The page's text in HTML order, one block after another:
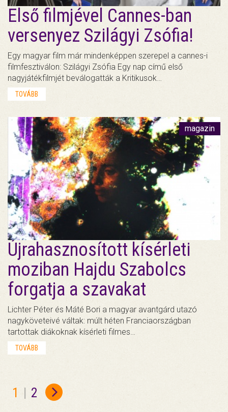
Első filmjével Cannes-ban
versenyez Szilágyi Zsófia!
Egy magyar film már mindenképpen szerepel a cannes-i
filmfesztiválon: Szilágyi Zsófia Egy nap című első
nagyjátékfilmjét beválogatták a Kritikusok…
TOVÁBB
magazin
Újrahasznosított kísérleti
moziban Hajdu Szabolcs
forgatja a szavakat
Lichter Péter és Máté Bori a magyar avantgárd utazó
nagyköveteivé váltak: múlt héten Franciaországban
tartottak diákoknak kísérleti filmes…
TOVÁBB
1 | 2